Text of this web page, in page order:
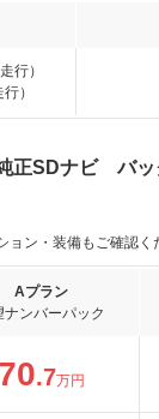
行）
）
純正SDナビ バ
ン・装備もご確認く
Aプラン
ナンバーパック
70.7万円